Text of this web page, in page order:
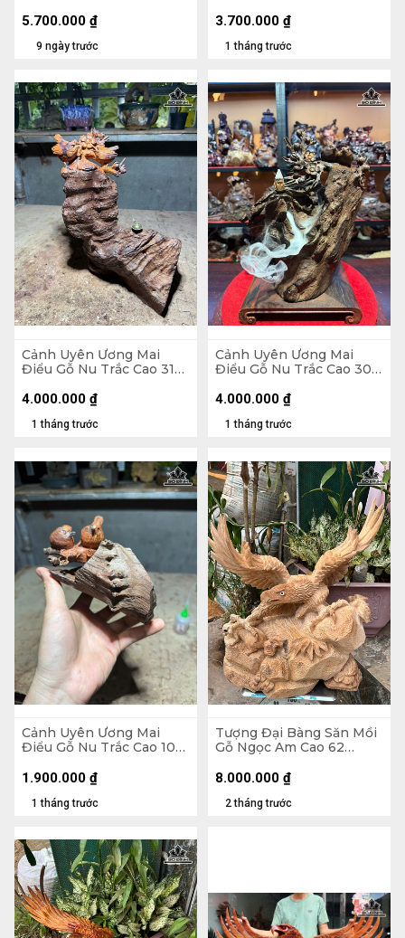
9 ngày trước
5.700.000 ₫
1 tháng trước
3.700.000 ₫
Cảnh Uyên Ương Mai
Điểu Gỗ Nu Trắc Cao 31
1 tháng trước
4.000.000 ₫
Cảnh Uyên Ương Mai
Điểu Gỗ Nu Trắc Cao 30
1 tháng trước
4.000.000 ₫
Cảnh Uyên Ương Mai
Điểu Gỗ Nu Trắc Cao 10
1 tháng trước
1.900.000 ₫
Tượng Đại Bàng Săn Mồi
Gỗ Ngọc Am Cao 62
2 tháng trước
8.000.000 ₫